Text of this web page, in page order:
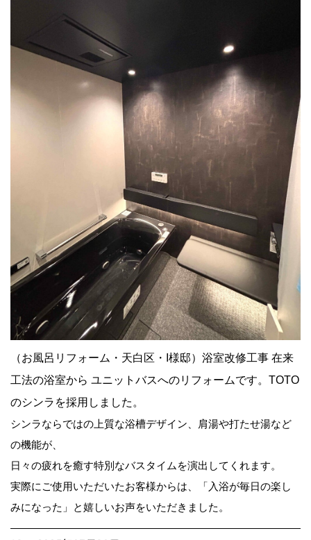
（お風呂リフォーム・天白区・I様邸）浴室改修工事 在来
工法の浴室から ユニットバスへのリフォームです。TOTO
のシンラを採用しました。
シンラならではの上質な浴槽デザイン、肩湯や打たせ湯など
の機能が、
日々の疲れを癒す特別なバスタイムを演出してくれます。
実際にご使用いただいたお客様からは、「入浴が毎日の楽し
みになった」と嬉しいお声をいただきました。